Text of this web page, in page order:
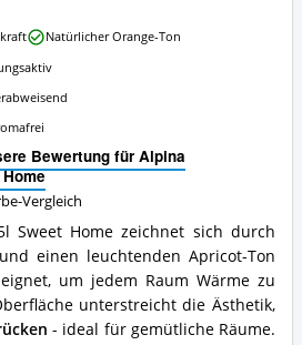
Bewertung für Alpina
Vergleich
Sweet Home zeichnet sich durch
einen leuchtenden Apricot-Ton
um jedem Raum Wärme zu
unterstreicht die Ästhetik,
- ideal für gemütliche Räume.
Natürlicher Orange-Ton